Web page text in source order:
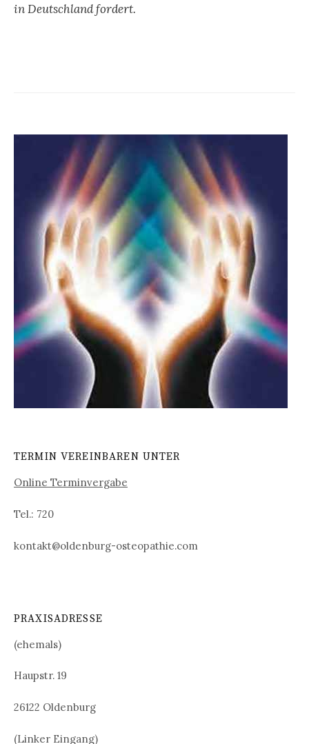
in Deutschland fordert.
TERMIN VEREINBAREN UNTER
Online Terminvergabe
Tel.: 720
kontakt@oldenburg-osteopathie.com
PRAXISADRESSE
(ehemals)
Haupstr. 19
26122 Oldenburg
(Linker Eingang)